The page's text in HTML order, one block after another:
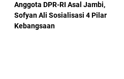
Anggota DPR-RI Asal Jambi,
Sofyan Ali Sosialisasi 4 Pilar
Kebangsaan